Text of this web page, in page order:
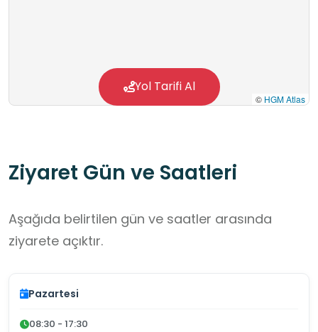
© HGM Atlas
Yol Tarifi Al
Ziyaret Gün ve Saatleri
Aşağıda belirtilen gün ve saatler arasında
ziyarete açıktır.
Pazartesi
08:30 - 17:30